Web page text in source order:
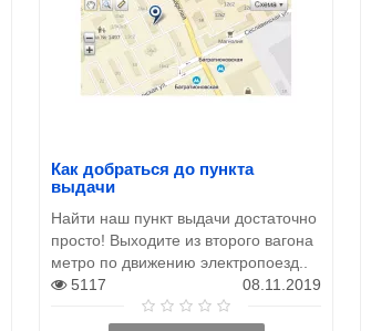
Как добраться до пункта
выдачи
Найти наш пункт выдачи достаточно
просто! Выходите из второго вагона
метро по движению электропоезд..
5117
08.11.2019